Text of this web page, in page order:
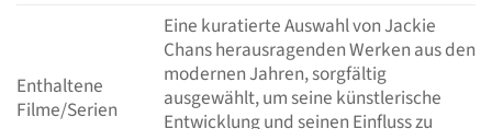
Enthaltene
Filme/Serien
Eine kuratierte Auswahl von Jackie
Chans herausragenden Werken aus den
modernen Jahren, sorgfältig
ausgewählt, um seine künstlerische
Entwicklung und seinen Einfluss zu